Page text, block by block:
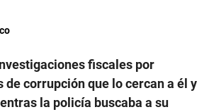
fiscales por
de corrupción que lo cercan a él y
la policía buscaba a su